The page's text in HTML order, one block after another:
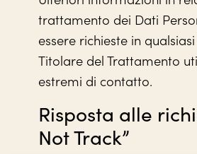
trattamento dei Dati
essere richieste in
Titolare del Trattamento
estremi di contatto.
Risposta alle
Not Track”